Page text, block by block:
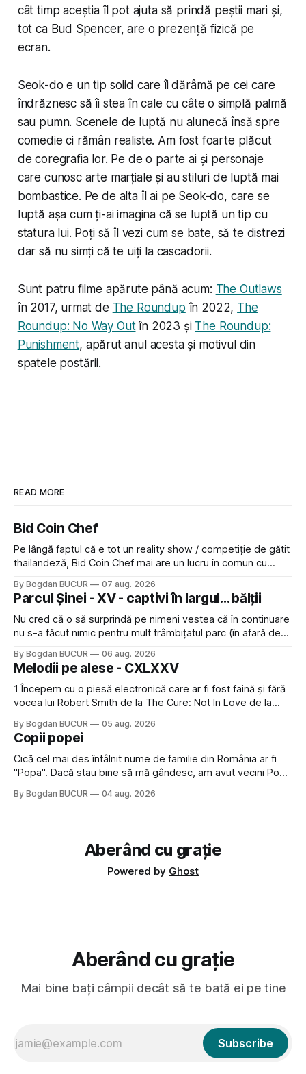
cât timp aceștia îl pot ajuta să prindă peștii mari și,
tot ca Bud Spencer, are o prezență fizică pe
ecran.
Seok-do e un tip solid care îi dărâmă pe cei care
îndrăznesc să îi stea în cale cu câte o simplă palmă
sau pumn. Scenele de luptă nu alunecă însă spre
comedie ci rămân realiste. Am fost foarte plăcut
de coregrafia lor. Pe de o parte ai și personaje
care cunosc arte marțiale și au stiluri de luptă mai
bombastice. Pe de alta îl ai pe Seok-do, care se
luptă așa cum ți-ai imagina că se luptă un tip cu
statura lui. Poți să îl vezi cum se bate, să te distrezi
dar să nu simți că te uiți la cascadorii.
Sunt patru filme apărute până acum: The Outlaws
în 2017, urmat de The Roundup în 2022, The
Roundup: No Way Outîn 2023 și The Roundup:
Punishment, apărut anul acesta și motivul din
spatele postării.
READ MORE
Bid Coin Chef
Pe lângă faptul că e tot un reality show / competiție de gătit
thailandeză, Bid Coin Chef mai are un lucru în comun cu
lăsat rece la prima vedere, după care m-a făcut să mă
îndrăgostesc de el. Nu mi-a plăcut faptul
By Bogdan BUCUR 07 aug. 2026
Parcul Șinei - XV - captivi în largul... bălții
Nu cred că o să surprindă pe nimeni vestea că în continuare
nu s-a făcut nimic pentru mult trâmbițatul parc (în afară de
timp pui și latră prin gard la lumea care trece prin zonă). Am
avut, în schimb, o belea
By Bogdan BUCUR 06 aug. 2026
Melodii pe alese - CXLXXV
1 Începem cu o piesă electronică care ar fi fost faină și fără
vocea lui Robert Smith de la The Cure: Not In Love de la
a dovedit că jumătatea masculină a acelui duo era cam
dubioasă...) 2. Băgăm la
By Bogdan BUCUR 05 aug. 2026
Copii popei
Cică cel mai des întâlnit nume de familie din România ar fi
"Popa". Dacă stau bine să mă gândesc, am avut vecini Popa
Dexonline spune de etimologia termenului de popă că ar
By Bogdan BUCUR 04 aug. 2026
Aberând cu grație
Powered by Ghost
Aberând cu grație
Mai bine bați câmpii decât să te bată ei pe tine
Subscribe